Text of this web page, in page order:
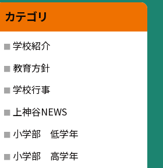
カテゴリ
学校紹介
教育方針
学校行事
上神谷NEWS
小学部 低学年
小学部 高学年